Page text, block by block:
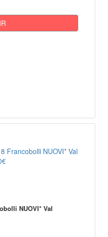
NUOVI* Val